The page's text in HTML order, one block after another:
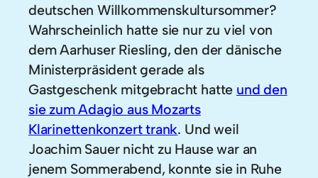
deutschen Willkommenskultursommer?
Wahrscheinlich hatte sie nur zu viel von
dem Aarhuser Riesling, den der dänische
Ministerpräsident gerade als
Gastgeschenk mitgebracht hatte und den
sie zum Adagio aus Mozarts
Klarinettenkonzert trank. Und weil
Joachim Sauer nicht zu Hause war an
jenem Sommerabend, konnte sie in Ruhe